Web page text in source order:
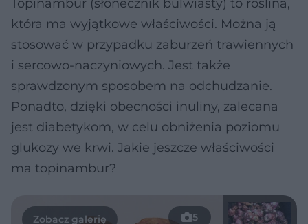
Topinambur (słonecznik bulwiasty) to roślina,
która ma wyjątkowe właściwości. Można ją
stosować w przypadku zaburzeń trawiennych
i sercowo-naczyniowych. Jest także
sprawdzonym sposobem na odchudzanie.
Ponadto, dzięki obecności inuliny, zalecana
jest diabetykom, w celu obniżenia poziomu
glukozy we krwi. Jakie jeszcze właściwości
ma topinambur?
5